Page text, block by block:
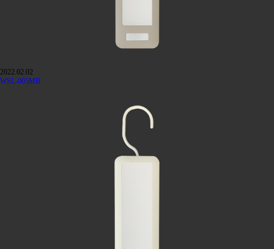
2022.02.02
WSL-005MB